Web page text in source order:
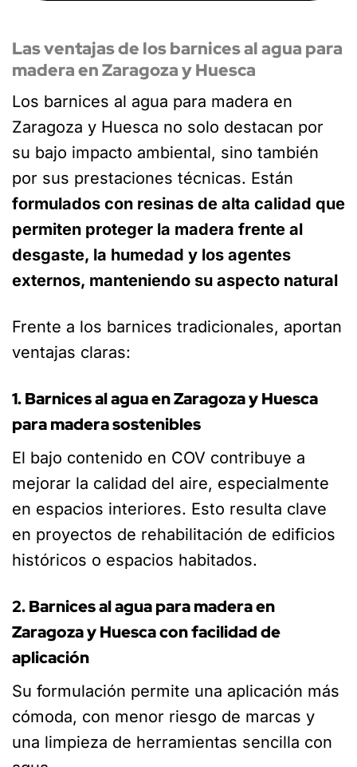
Las ventajas de los barnices al agua para
madera en Zaragoza y Huesca
Los barnices al agua para madera en
Zaragoza y Huesca no solo destacan por
su bajo impacto ambiental, sino también
por sus prestaciones técnicas. Están
formulados con resinas de alta calidad que
permiten proteger la madera frente al
desgaste, la humedad y los agentes
externos, manteniendo su aspecto natural
Frente a los barnices tradicionales, aportan
ventajas claras:
1. Barnices al agua en Zaragoza y Huesca
para madera sostenibles
El bajo contenido en COV contribuye a
mejorar la calidad del aire, especialmente
en espacios interiores. Esto resulta clave
en proyectos de rehabilitación de edificios
históricos o espacios habitados.
2. Barnices al agua para madera en
Zaragoza y Huesca con facilidad de
aplicación
Su formulación permite una aplicación más
cómoda, con menor riesgo de marcas y
una limpieza de herramientas sencilla con